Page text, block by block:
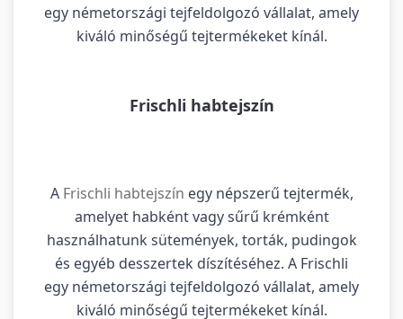
egy németországi tejfeldolgozó vállalat, amely
kiváló minőségű tejtermékeket kínál.
Frischli habtejszín
A Frischli habtejszín egy népszerű tejtermék,
amelyet habként vagy sűrű krémként
használhatunk sütemények, torták, pudingok
és egyéb desszertek díszítéséhez. A Frischli
egy németországi tejfeldolgozó vállalat, amely
kiváló minőségű tejtermékeket kínál.